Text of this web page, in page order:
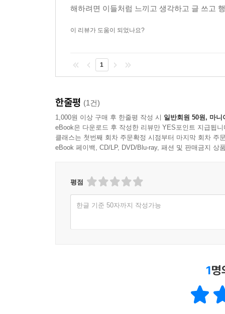
더 정확하게 표현하자면, 독일이 창부의 육체 전
붉은 질이다. 모든 혁명에 대한 공포는 바로 여기서
“나라가 붕괴하는” 것은 확실히 똥 같은 일이다.
로는 하체의 구멍에서 배설물을 내보낸다는 뜻이
--- p.571
이 책은 특이한 혼종이다. 파시스트 남성성에
- 엘리자베스 샴벨란 (『LA 리뷰 오브 북스』)
- 헤이르트 로빙크 (미디어 이론가)
통찰을 제공한다.
- 렌츠 야콥센 (『디 차이트 온라인 팟캐스트』)
저자가 수행한 남성 육체의 정신분석학은 파시즘
- 야콥 요한센 (『온라인 청년 극우의 성차별, 인종
해하려면 이들처럼 느끼고 생각하고 글 쓰고
이 리뷰가 도움이 되었나요?
1
한줄평 (1건)
1,000원 이상 구매 후 한줄평 작성 시 일반회원 50원, 마니
eBook은 다운로드 후 작성한 리뷰만 YES포인트 지급됩니
클래스는 첫번째 회차 주문확정 시점부터 마지막 회차 주
eBook 페이백, CD/LP, DVD/Blu-ray, 패션 및 판매금지 상
평점
한글 기준 50자까지 작성가능
1명